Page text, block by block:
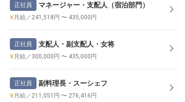
正社員 マネージャー・支配人（宿泊部門）
月給／241,518円 〜 435,000円
正社員 支配人・副支配人・女将
月給／300,000円 〜 435,000円
正社員 副料理長・スーシェフ
月給／211,051円 〜 276,416円